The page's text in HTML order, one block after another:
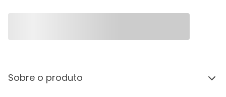
Sobre o produto